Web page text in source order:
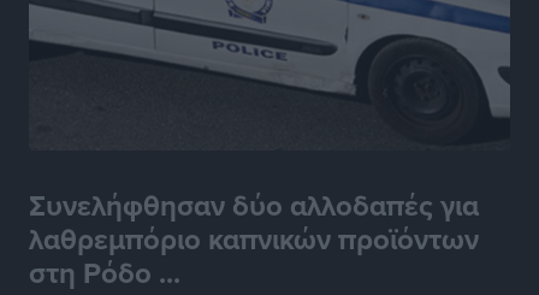
Συνελήφθησαν δύο αλλοδαπές για
λαθρεμπόριο καπνικών προϊόντων
στη Ρόδο ...